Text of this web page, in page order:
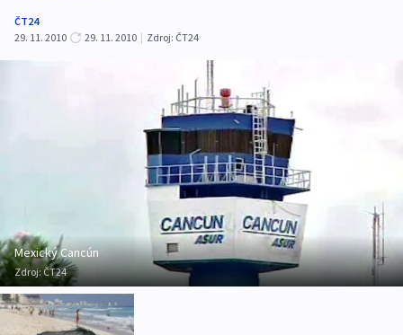
ČT24
29. 11. 2010
29. 11. 2010 | Zdroj: ČT24
Mexický Cancún
Zdroj:ČT24